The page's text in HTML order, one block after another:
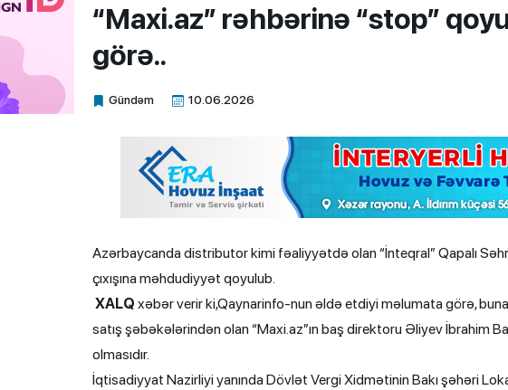
“Maxi.az” rəhbərinə “stop”
görə..
Gündəm 10.06.2026
Xalq.Online
Azərbaycanda distributor kimi fəaliyyətdə olan “İnteqral” Qapalı
çıxışına məhdudiyyət qoyulub.
XALQ xəbər verir ki,Qaynarinfo-nun əldə etdiyi məlumata görə,
satış şəbəkələrindən olan “Maxi.az”ın baş direktoru Əliyev İbrahim
olmasıdır.
İqtisadiyyat Nazirliyi yanında Dövlət Vergi Xidmətinin Bakı şəhəri